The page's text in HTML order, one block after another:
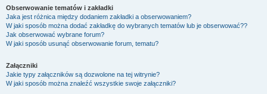
Obserwowanie tematów i zakładki
Jaka jest różnica między dodaniem zakładki a obserwowaniem?
W jaki sposób można dodać zakładkę do wybranych tematów lub je obserwować??
Jak obserwować wybrane forum?
W jaki sposób usunąć obserwowanie forum, tematu?
Załączniki
Jakie typy załączników są dozwolone na tej witrynie?
W jaki sposób można znaleźć wszystkie swoje załączniki?